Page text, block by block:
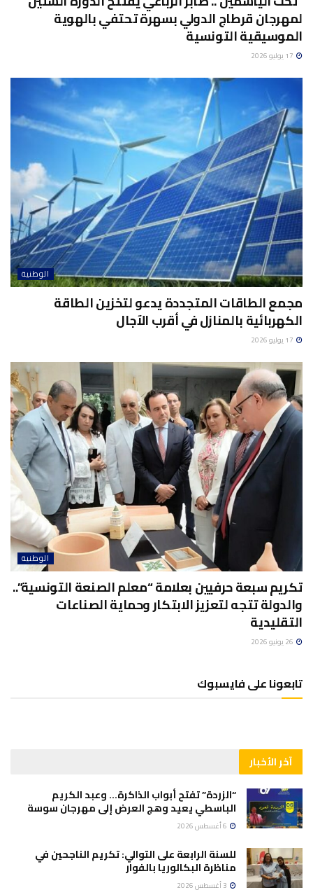
لمهرجان قرطاج الدولي بسهرة تحتفي بالهوية
الموسيقية التونسية
الوطنية
مجمع الطاقات المتجددة يدعو لتخزين الطاقة
الكهربائية بالمنازل في أقرب الآجال
الوطنية
تكريم سبعة حرفيين بعلامة “معلم الصنعة التونسية”..
والدولة تتجه لتعزيز الابتكار وحماية الصناعات
التقليدية
تابعونا على فايسبوك
آخر الأخبار
“الزردة” تفتح أبواب الذاكرة… وعبد الكريم
الباسطي يعيد وهج العرض إلى مهرجان سوسة
للسنة الرابعة على التوالي: تكريم الناجحين في
مناظرة البكالوريا بالفوار